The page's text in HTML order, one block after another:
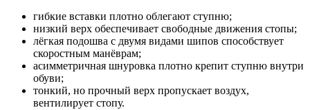
гибкие вставки плотно облегают ступню;
низкий верх обеспечивает свободные движения стопы;
лёгкая подошва с двумя видами шипов способствует
скоростным манёврам;
асимметричная шнуровка плотно крепит ступню внутри
обуви;
тонкий, но прочный верх пропускает воздух,
вентилирует стопу.